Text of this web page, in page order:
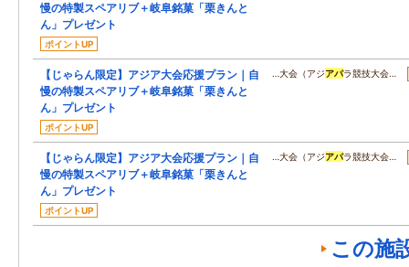
慢の特製スペアリブ＋岐阜銘菓「栗きんと
ん」プレゼント
ポイントUP
【じゃらん限定】アジア大会応援プラン｜自
慢の特製スペアリブ＋岐阜銘菓「栗きんと
ん」プレゼント
ポイントUP
…大会（アジアパラ競技大会…
【じゃらん限定】アジア大会応援プラン｜自
慢の特製スペアリブ＋岐阜銘菓「栗きんと
ん」プレゼント
ポイントUP
…大会（アジアパラ競技大会…
この施